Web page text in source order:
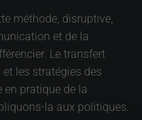
méthode, disruptive,
et de la
Le transfert
les stratégies des
en pratique de la
la aux politiques.